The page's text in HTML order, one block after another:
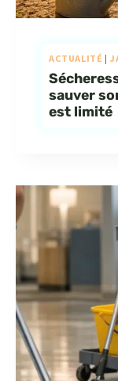
ACTUALITÉ |
sauver
est limité